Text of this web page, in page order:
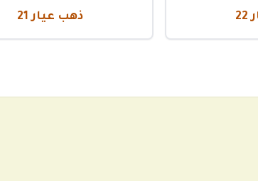
ذهب عيار 21